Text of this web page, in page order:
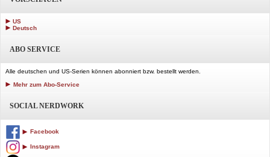
US
Deutsch
ABO SERVICE
Alle deutschen und US-Serien können abonniert bzw. bestellt werden.
Mehr zum Abo-Service
SOCIAL NERDWORK
Facebook
Instagram